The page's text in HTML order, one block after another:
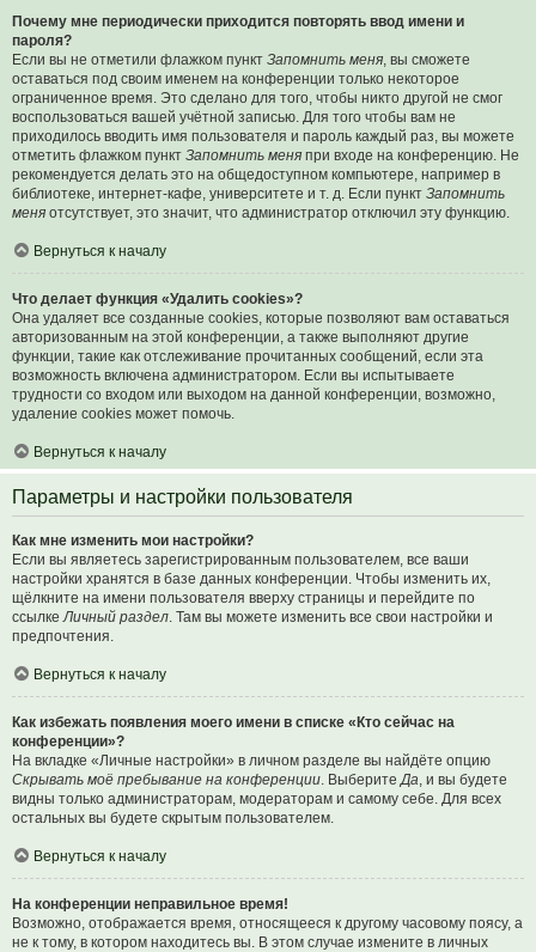
Почему мне периодически приходится повторять ввод имени и
пароля?
Если вы не отметили флажком пункт Запомнить меня, вы сможете
оставаться под своим именем на конференции только некоторое
ограниченное время. Это сделано для того, чтобы никто другой не смог
воспользоваться вашей учётной записью. Для того чтобы вам не
приходилось вводить имя пользователя и пароль каждый раз, вы можете
отметить флажком пункт Запомнить меня при входе на конференцию. Не
рекомендуется делать это на общедоступном компьютере, например в
библиотеке, интернет-кафе, университете и т. д. Если пункт Запомнить
меня отсутствует, это значит, что администратор отключил эту функцию.
Вернуться к началу
Что делает функция «Удалить cookies»?
Она удаляет все созданные cookies, которые позволяют вам оставаться
авторизованным на этой конференции, а также выполняют другие
функции, такие как отслеживание прочитанных сообщений, если эта
возможность включена администратором. Если вы испытываете
трудности со входом или выходом на данной конференции, возможно,
удаление cookies может помочь.
Вернуться к началу
Параметры и настройки пользователя
Как мне изменить мои настройки?
Если вы являетесь зарегистрированным пользователем, все ваши
настройки хранятся в базе данных конференции. Чтобы изменить их,
щёлкните на имени пользователя вверху страницы и перейдите по
ссылкеЛичный раздел. Там вы можете изменить все свои настройки и
предпочтения.
Вернуться к началу
Как избежать появления моего имени в списке «Кто сейчас на
конференции»?
На вкладке «Личные настройки» в личном разделе вы найдёте опцию
Скрывать моё пребывание на конференции. ВыберитеДа, и вы будете
видны только администраторам, модераторам и самому себе. Для всех
остальных вы будете скрытым пользователем.
Вернуться к началу
На конференции неправильное время!
Возможно, отображается время, относящееся к другому часовому поясу, а
не к тому, в котором находитесь вы. В этом случае измените в личных